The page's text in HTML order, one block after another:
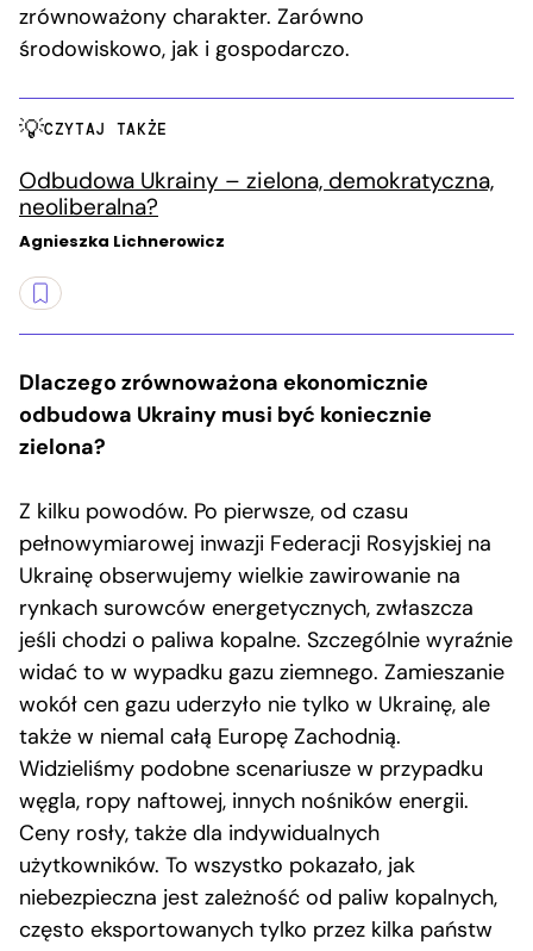
zrównoważony charakter. Zarówno
środowiskowo, jak i gospodarczo.
CZYTAJ TAKŻE
Odbudowa Ukrainy – zielona, demokratyczna,
neoliberalna?
Agnieszka Lichnerowicz
Dlaczego zrównoważona ekonomicznie
odbudowa Ukrainy musi być koniecznie
zielona?
Z kilku powodów. Po pierwsze, od czasu
pełnowymiarowej inwazji Federacji Rosyjskiej na
Ukrainę obserwujemy wielkie zawirowanie na
rynkach surowców energetycznych, zwłaszcza
jeśli chodzi o paliwa kopalne. Szczególnie wyraźnie
widać to w wypadku gazu ziemnego. Zamieszanie
wokół cen gazu uderzyło nie tylko w Ukrainę, ale
także w niemal całą Europę Zachodnią.
Widzieliśmy podobne scenariusze w przypadku
węgla, ropy naftowej, innych nośników energii.
Ceny rosły, także dla indywidualnych
użytkowników. To wszystko pokazało, jak
niebezpieczna jest zależność od paliw kopalnych,
często eksportowanych tylko przez kilka państw